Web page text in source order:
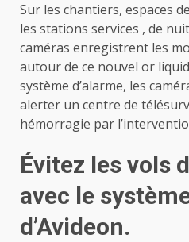
Sur les chantiers, espaces
les stations services , de
caméras enregistrent les
autour de ce nouvel or
système d’alarme, les
alerter un centre de
hémorragie par
Évitez les vols
avec le système
d’Avideon.